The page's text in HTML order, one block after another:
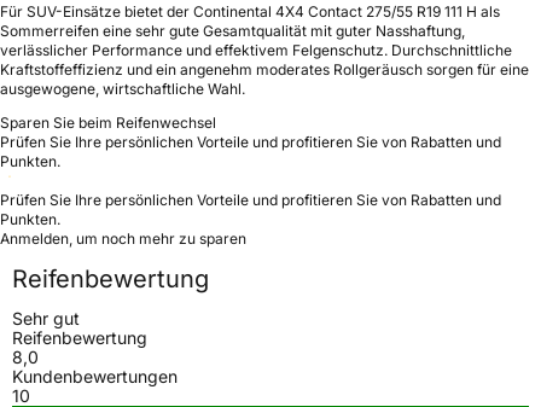
Für SUV-Einsätze bietet der Continental 4X4 Contact 275/55 R19 111 H als
Sommerreifen eine sehr gute Gesamtqualität mit guter Nasshaftung,
verlässlicher Performance und effektivem Felgenschutz. Durchschnittliche
Kraftstoffeffizienz und ein angenehm moderates Rollgeräusch sorgen für eine
ausgewogene, wirtschaftliche Wahl.
Sparen Sie beim Reifenwechsel
Prüfen Sie Ihre persönlichen Vorteile und profitieren Sie von Rabatten und
Punkten.
Prüfen Sie Ihre persönlichen Vorteile und profitieren Sie von Rabatten und
Punkten.
Anmelden, um noch mehr zu sparen
Reifenbewertung
Sehr gut
Reifenbewertung
8,0
Kundenbewertungen
10